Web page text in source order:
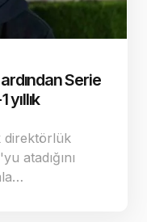
Serie
yıllık
direktörlük
atadığını